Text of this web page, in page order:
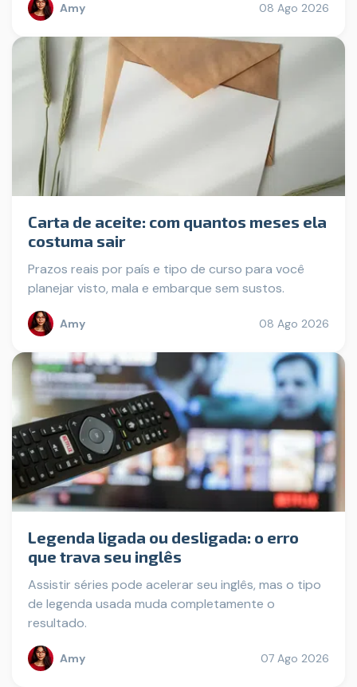
Amy 08 Ago 2026
Carta de aceite: com quantos meses ela
costuma sair
Prazos reais por país e tipo de curso para você
planejar visto, mala e embarque sem sustos.
Amy 08 Ago 2026
Legenda ligada ou desligada: o erro
que trava seu inglês
Assistir séries pode acelerar seu inglês, mas o tipo
de legenda usada muda completamente o
resultado.
Amy 07 Ago 2026